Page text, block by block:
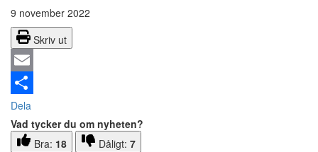
9 november 2022
Skriv ut
Email
Dela
Vad tycker du om nyheten?
Bra: 18 Dåligt: 7